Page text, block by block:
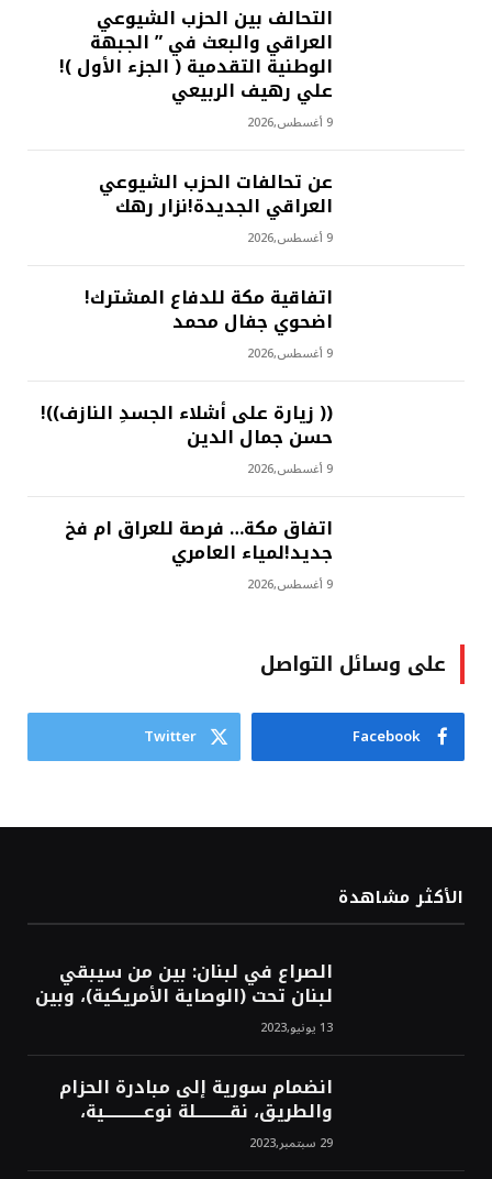
التحالف بين الحزب الشيوعي
العراقي والبعث في ” الجبهة
الوطنية التقدمية ( الجزء الأول )!
علي رهيف الربيعي
9 أغسطس,2026
عن تحالفات الحزب الشيوعي
العراقي الجديدة!نزار رهك
9 أغسطس,2026
اتفاقية مكة للدفاع المشترك!
اضحوي جفال محمد
9 أغسطس,2026
(( زيارة على أشلاء الجسدِ النازف))!
حسن جمال الدين
9 أغسطس,2026
اتفاق مكة… فرصة للعراق ام فخ
جديد!لمياء العامري
9 أغسطس,2026
على وسائل التواصل
Facebook
Twitter
الأكثر مشاهدة
الصراع في لبنان: بين من سيبقي
لبنان تحت (الوصاية الأمريكية)، وبين
من سيخرج لبنان من النفق الغربي!
محمد محسن13 يونيو,2023
انضمام سورية إلى مبادرة الحزام
والطريق، نقــــــــــلة نوعــــــــــــية،
استراتيجية، تاريخية، نهائية، نحو
الشرق!محمد محسن29 سبتمبر,2023